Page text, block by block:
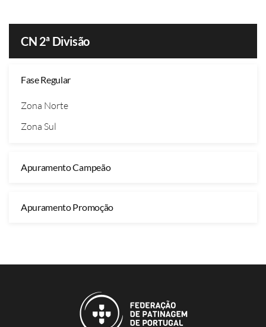
CN 2ª Divisão
Fase Regular
Zona Norte
Zona Sul
Apuramento Campeão
Apuramento Promoção